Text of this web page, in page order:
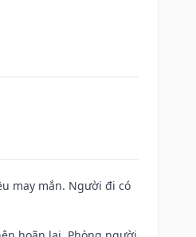
may mắn. Người đi có